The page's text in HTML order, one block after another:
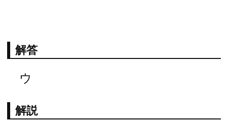
解答
ウ
解説